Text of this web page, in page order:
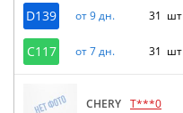
D139 от 9 дн. 31 шт
C117 от 7 дн. 31 шт
CHERY T***0